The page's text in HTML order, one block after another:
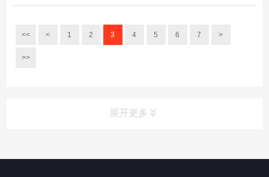
<< < 1 2 3 4 5 6 7 >
>>
展开更多